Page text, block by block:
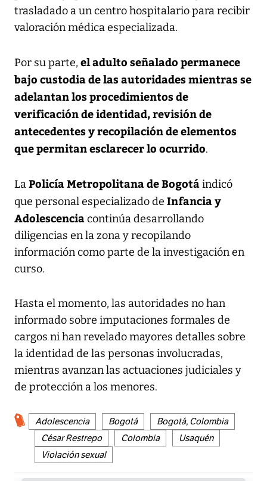
trasladado a un centro hospitalario para recibir
valoración médica especializada.
Por su parte, el adulto señalado permanece
bajo custodia de las autoridades mientras se
adelantan los procedimientos de
verificación de identidad, revisión de
antecedentes y recopilación de elementos
que permitan esclarecer lo ocurrido.
LaPolicía Metropolitana de Bogotáindicó
que personal especializado de Infancia y
Adolescenciacontinúa desarrollando
diligencias en la zona y recopilando
información como parte de la investigación en
curso.
Hasta el momento, las autoridades no han
informado sobre imputaciones formales de
cargos ni han revelado mayores detalles sobre
la identidad de las personas involucradas,
mientras avanzan las actuaciones judiciales y
de protección a los menores.
Adolescencia Bogotá
Bogotá, Colombia
César Restrepo
Colombia
Usaquén
Violación sexual